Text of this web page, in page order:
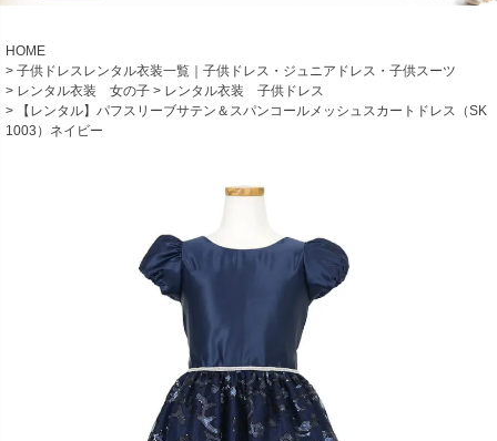
Rentalレンタル
女の子ドレス
小物・アクセ パニエ
発表会・コンクール
舞台で輝くステージ衣装
結婚式
フラワーガール・リングボーイ・ゲ
01
02 サイズの選び方
測り方と目安
レンタルのご案内
予約・配送・返却・料金
あんしんパック
実店舗 つくば店
茨城県土浦市大町14-16-1F
10:00–18:00（完全予約制）
HOME
子供ドレスレンタル衣装一覧｜子供ドレス・ジュニアドレス・子供スーツ
レンタル衣装 女の子
レンタル衣装 子供ドレス
【レンタル】パフスリーブサテン＆スパンコールメッシュスカートドレス（SK
1003）ネイビー